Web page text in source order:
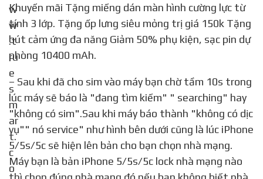
Khuyến mãi Tặng miếng dán màn hình cường lực từ
tính 3 lớp. Tặng ốp lưng siêu mỏng trị giá 150k Tặng
bút cảm ứng đa năng Giảm 50% phụ kiện, sạc pin dự
phòng 10400 mAh.
– Sau khi đã cho sim vào máy bạn chờ tầm 10s trong
lúc máy sẽ báo là "đang tìm kiếm" " searching" hay
"không có sim".Sau khi máy báo thành "không có dịc
vụ"" nó service" như hình bên dưới cũng là lúc iPhone
5/5s/5c sẽ hiện lên bản cho bạn chọn nhà mạng.
Máy bạn là bản iPhone 5/5s/5c lock nhà mạng nào